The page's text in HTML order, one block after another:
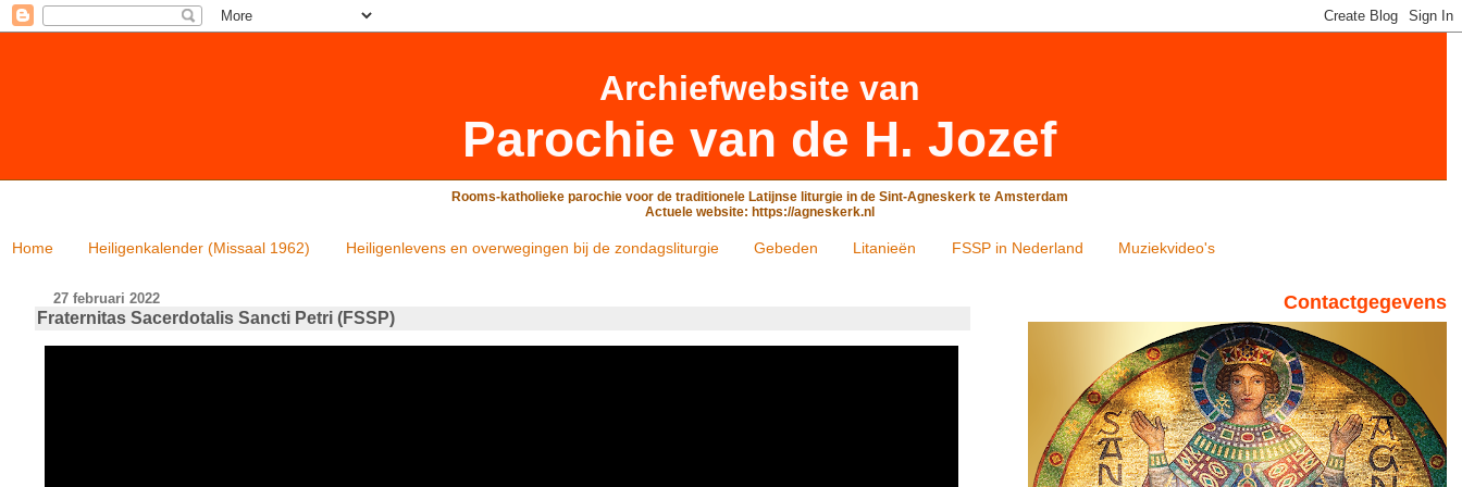
Archiefwebsite van
Parochie van de H. Jozef
Rooms-katholieke parochie voor de traditionele Latijnse liturgie in de Sint-Agneskerk te Amsterdam
Actuele website: https://agneskerk.nl
Home Heiligenkalender (Missaal 1962) Heiligenlevens en overwegingen bij de zondagsliturgie Gebeden Litanieën FSSP in Nederland Muziekvideo's
27 februari 2022
Fraternitas Sacerdotalis Sancti Petri (FSSP)
Contactgegevens